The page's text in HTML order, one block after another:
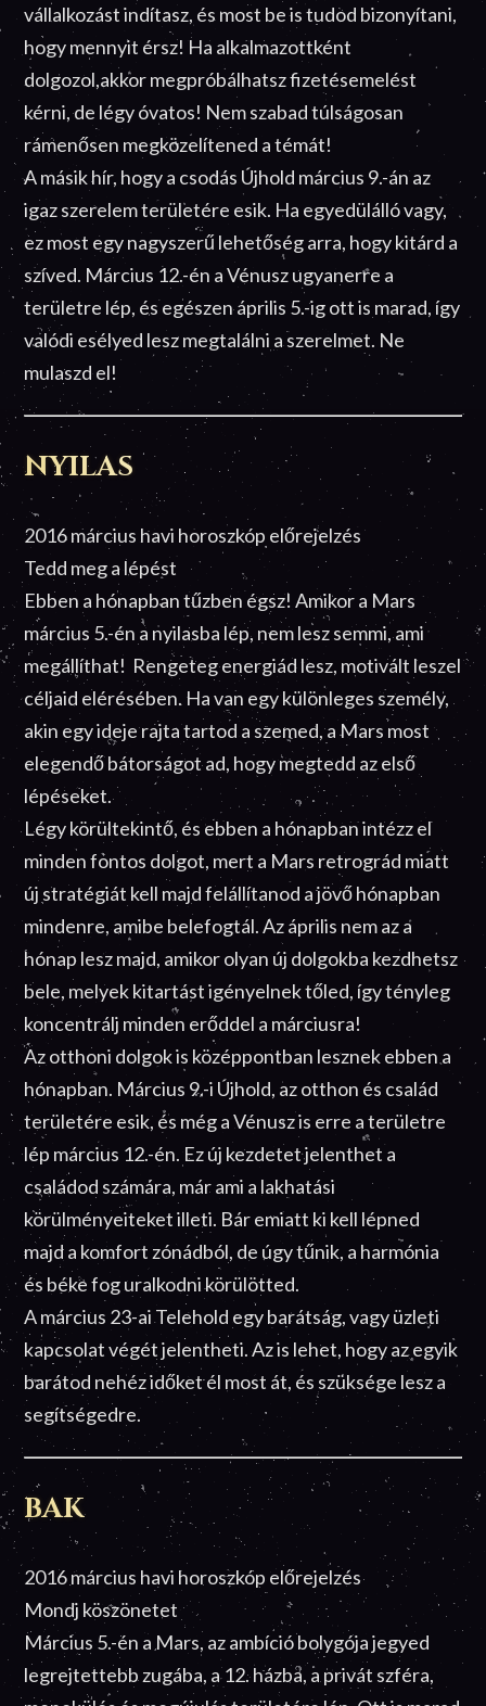
vállalkozást indítasz, és most be is tudod bizonyítani,
hogy mennyit érsz! Ha alkalmazottként
dolgozol,akkor megpróbálhatsz fizetésemelést
kérni, de légy óvatos! Nem szabad túlságosan
rámenősen megközelítened a témát!
A másik hír, hogy a csodás Újhold március 9.-án az
igaz szerelem területére esik. Ha egyedülálló vagy,
ez most egy nagyszerű lehetőség arra, hogy kitárd a
szíved. Március 12.-én a Vénusz ugyanerre a
területre lép, és egészen április 5.-ig ott is marad, így
valódi esélyed lesz megtalálni a szerelmet. Ne
mulaszd el!
NYILAS
2016 március havi horoszkóp előrejelzés
Tedd meg a lépést
Ebben a hónapban tűzben égsz! Amikor a Mars
március 5.-én a nyilasba lép, nem lesz semmi, ami
megállíthat! Rengeteg energiád lesz, motivált leszel
céljaid elérésében. Ha van egy különleges személy,
akin egy ideje rajta tartod a szemed, a Mars most
elegendő bátorságot ad, hogy megtedd az első
lépéseket.
Légy körültekintő, és ebben a hónapban intézz el
minden fontos dolgot, mert a Mars retrográd miatt
új stratégiát kell majd felállítanod a jövő hónapban
mindenre, amibe belefogtál. Az április nem az a
hónap lesz majd, amikor olyan új dolgokba kezdhetsz
bele, melyek kitartást igényelnek tőled, így tényleg
koncentrálj minden erőddel a márciusra!
Az otthoni dolgok is középpontban lesznek ebben a
hónapban. Március 9.-i Újhold, az otthon és család
területére esik, és még a Vénusz is erre a területre
lép március 12.-én. Ez új kezdetet jelenthet a
családod számára, már ami a lakhatási
körülményeiteket illeti. Bár emiatt ki kell lépned
majd a komfort zónádból, de úgy tűnik, a harmónia
és béke fog uralkodni körülötted.
A március 23-ai Telehold egy barátság, vagy üzleti
kapcsolat végét jelentheti. Az is lehet, hogy az egyik
barátod nehéz időket él most át, és szüksége lesz a
segítségedre.
BAK
2016 március havi horoszkóp előrejelzés
Mondj köszönetet
Március 5.-én a Mars, az ambíció bolygója jegyed
legrejtettebb zugába, a 12. házba, a privát szféra,